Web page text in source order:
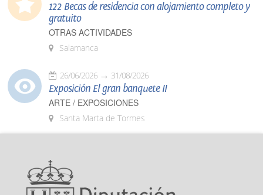
122 Becas de residencia con alojamiento completo y
gratuito
OTRAS ACTIVIDADES
Salamanca
26/06/2026 31/08/2026
Exposición El gran banquete II
ARTE / EXPOSICIONES
Santa Marta de Tormes